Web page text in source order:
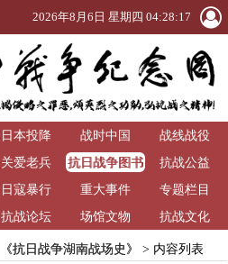
2026年8月6日 星期四 04:28:17
日本投降 战时中国
战线战役
关爱老兵
抗日战争图书
馆
抗战公益
日寇暴行 重大事件
专题栏目
抗战论坛 场馆文物 抗战文化
《抗日战争湖南战场史》 > 内容列表